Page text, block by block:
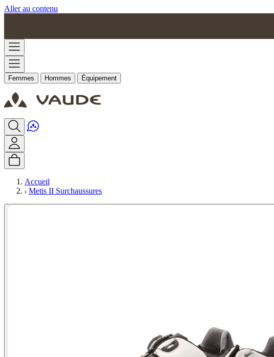
Aller au contenu
Femmes Hommes Équipement
Accueil
Metis II Surchaussures